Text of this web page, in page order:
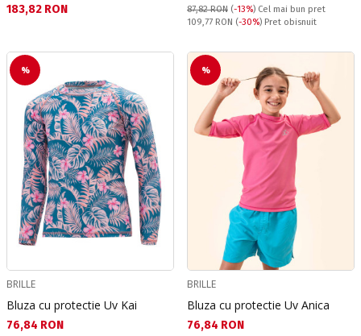
Текуща цена:
183,82 RON 87,82 RON (-13%) Cel mai bun pret
Pret obisnuit:
109,77 RON (-30%) Pret obisnuit
%
BRILLE
Bluza cu protectie Uv Kai
Текуща цена:
76,84 RON
%
BRILLE
Bluza cu protectie Uv Anica
Текуща цена:
76,84 RON